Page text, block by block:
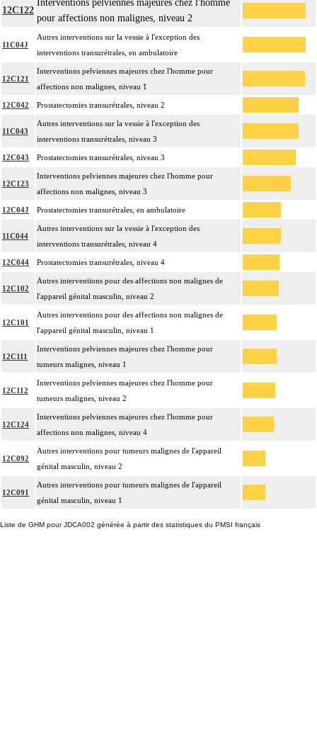
12C122
Interventions pelviennes majeures chez l'homme
pour affections non malignes, niveau 2
11C04J
Autres interventions sur la vessie à l'exception des
interventions transurétrales, en ambulatoire
12C121
Interventions pelviennes majeures chez l'homme pour
affections non malignes, niveau 1
12C042 Prostatectomies transurétrales, niveau 2
11C043
Autres interventions sur la vessie à l'exception des
interventions transurétrales, niveau 3
12C043 Prostatectomies transurétrales, niveau 3
12C123
Interventions pelviennes majeures chez l'homme pour
affections non malignes, niveau 3
12C04J Prostatectomies transurétrales, en ambulatoire
11C044
Autres interventions sur la vessie à l'exception des
interventions transurétrales, niveau 4
12C044 Prostatectomies transurétrales, niveau 4
12C102
Autres interventions pour des affections non malignes de
l'appareil génital masculin, niveau 2
12C101
Autres interventions pour des affections non malignes de
l'appareil génital masculin, niveau 1
12C111
Interventions pelviennes majeures chez l'homme pour
tumeurs malignes, niveau 1
12C112
Interventions pelviennes majeures chez l'homme pour
tumeurs malignes, niveau 2
12C124
Interventions pelviennes majeures chez l'homme pour
affections non malignes, niveau 4
12C092
Autres interventions pour tumeurs malignes de l'appareil
génital masculin, niveau 2
12C091
Autres interventions pour tumeurs malignes de l'appareil
génital masculin, niveau 1
Liste de GHM pour JDCA002 générée à partir des statistiques du PMSI français